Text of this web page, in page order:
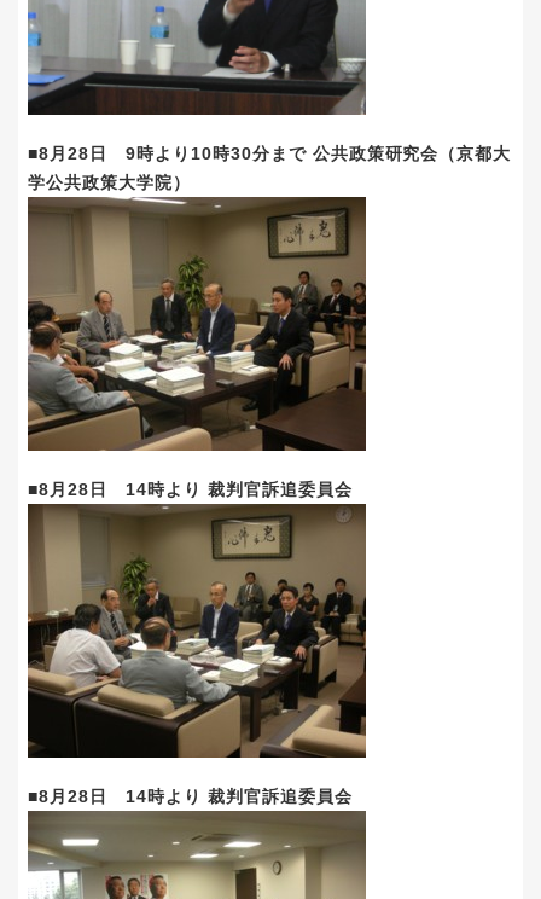
■8月28日 9時より10時30分まで 公共政策研究会（京都大
学公共政策大学院）
■8月28日 14時より 裁判官訴追委員会
■8月28日 14時より 裁判官訴追委員会